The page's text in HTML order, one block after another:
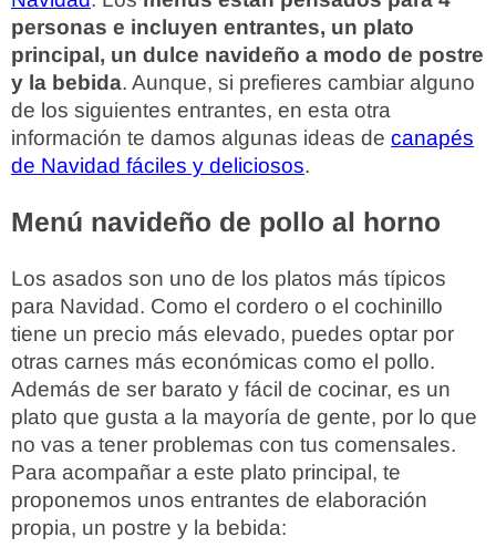
personas e incluyen entrantes, un plato
principal, un dulce navideño a modo de postre
y la bebida. Aunque, si prefieres cambiar alguno
de los siguientes entrantes, en esta otra
información te damos algunas ideas de canapés
de Navidad fáciles y deliciosos.
Menú navideño de pollo al horno
Los asados son uno de los platos más típicos
para Navidad. Como el cordero o el cochinillo
tiene un precio más elevado, puedes optar por
otras carnes más económicas como el pollo.
Además de ser barato y fácil de cocinar, es un
plato que gusta a la mayoría de gente, por lo que
no vas a tener problemas con tus comensales.
Para acompañar a este plato principal, te
proponemos unos entrantes de elaboración
propia, un postre y la bebida: